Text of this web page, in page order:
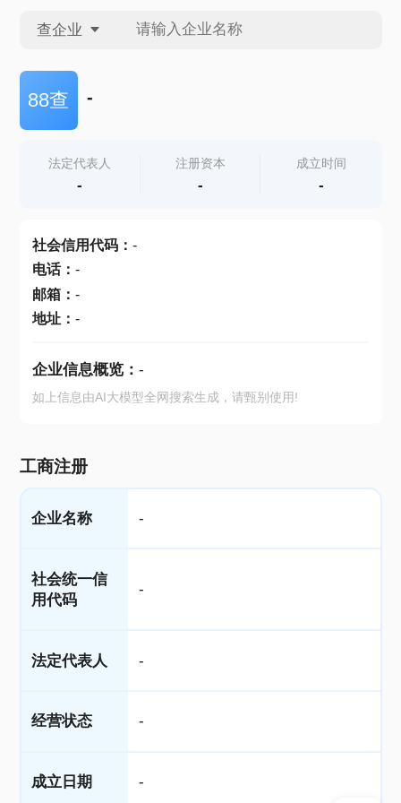
查企业
查企业
查产地
88查 -
法定代表人
-
注册资本
-
成立时间
-
社会信用代码： -
电话： -
邮箱： -
地址： -
企业信息概览： -
如上信息由AI大模型全网搜索生成，请甄别使用!
工商注册
企业名称 -
社会统一信
用代码
-
法定代表人 -
经营状态 -
成立日期 -